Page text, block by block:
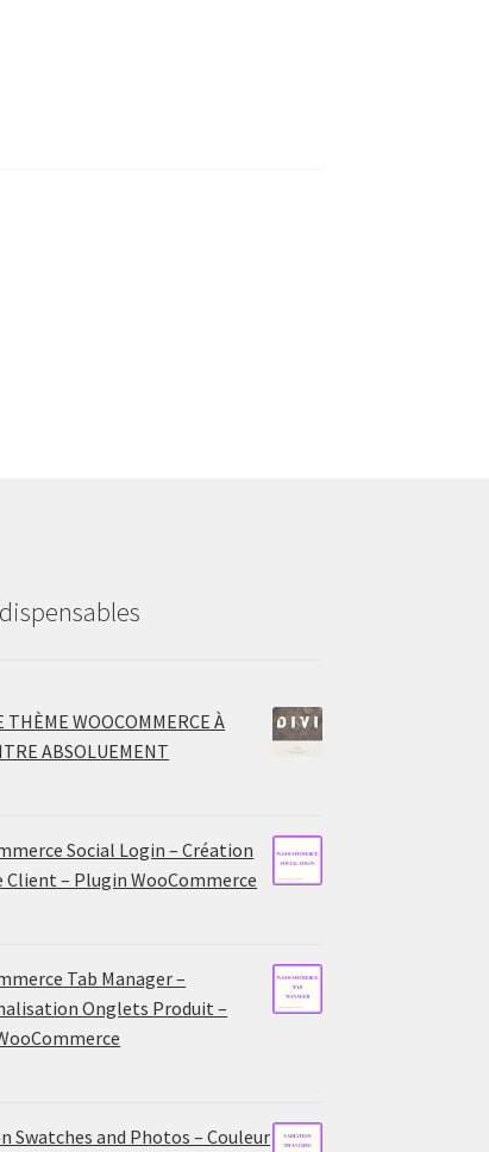
THÈME WOOCOMMERCE À
ABSOLUEMENT
Social Login – Création
Client – Plugin WooCommerce
Tab Manager –
Onglets Produit –
Swatches and Photos – Couleur